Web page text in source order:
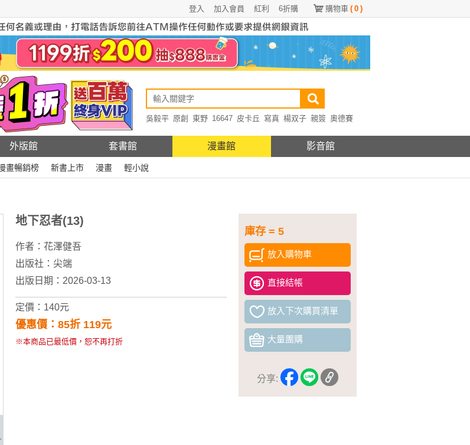
購物車 ( 0 )
6折購
紅利
加入會員
登入
吳毅平 原創 東野 16647 皮卡丘 寫真 楊双子 親簽 奧德賽
外版館 套書館 漫畫館 影音館
畫暢銷榜 新書上市 漫畫 輕小說
庫存 = 5
放入購物車
直接結帳
放入下次購買清單
大量團購
分享:
地下忍者(13)
作者： 花澤健吾
出版社： 尖端
出版日期：2026-03-13
定價：140元
優惠價：85折 119元
※本商品已最低價，恕不再打折